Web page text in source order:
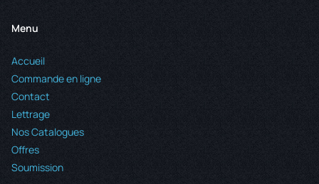
Menu
Accueil
Commande en ligne
Contact
Lettrage
Nos Catalogues
Offres
Soumission